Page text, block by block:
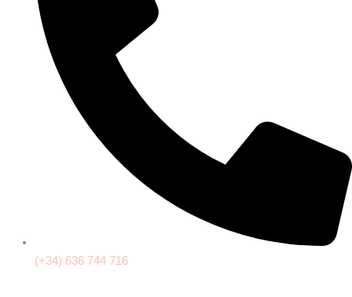
(+34) 636 744 716